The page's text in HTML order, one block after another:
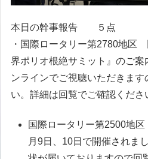
本日の幹事報告 ５点
・国際ロータリー第2780地区
界ポリオ根絶サミット』のご
ンラインでご視聴いただきます
い。詳細は回覧でご確認くださ
国際ロータリー第2500地
月9日、10日で開催されま